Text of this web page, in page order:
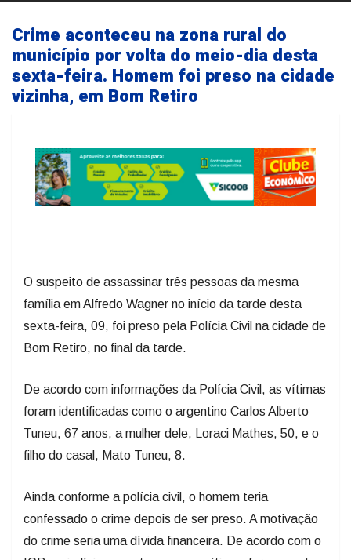
Crime aconteceu na zona rural do
município por volta do meio-dia desta
sexta-feira. Homem foi preso na cidade
vizinha, em Bom Retiro
O suspeito de assassinar três pessoas da mesma
família em Alfredo Wagner no início da tarde desta
sexta-feira, 09, foi preso pela Polícia Civil na cidade de
Bom Retiro, no final da tarde.
De acordo com informações da Polícia Civil, as vítimas
foram identificadas como o argentino Carlos Alberto
Tuneu, 67 anos, a mulher dele, Loraci Mathes, 50, e o
filho do casal, Mato Tuneu, 8.
Ainda conforme a polícia civil, o homem teria
confessado o crime depois de ser preso. A motivação
do crime seria uma dívida financeira. De acordo com o